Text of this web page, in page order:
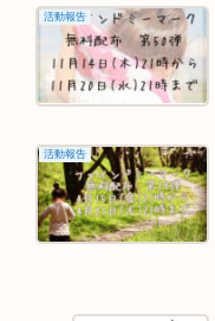
活動報告
活動報告